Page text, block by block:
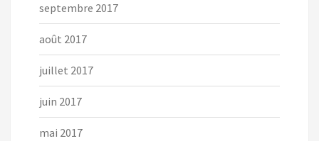
septembre 2017
août 2017
juillet 2017
juin 2017
mai 2017